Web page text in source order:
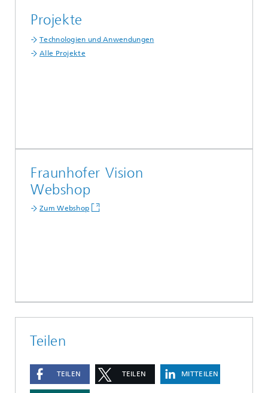
Projekte
Technologien und Anwendungen
Alle Projekte
Fraunhofer Vision
Webshop
Zum Webshop
Teilen
TEILEN TEILEN MITTEILEN